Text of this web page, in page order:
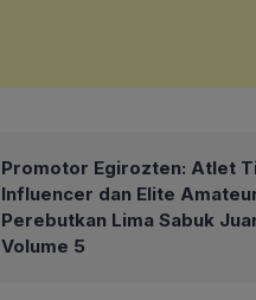
Promotor Egirozten: Atlet
Influencer dan Elite
Perebutkan Lima Sabuk
Volume 5